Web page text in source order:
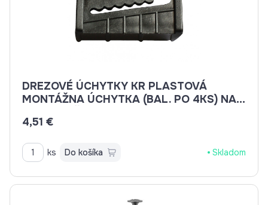
DREZOVÉ ÚCHYTKY KR PLASTOVÁ
MONTÁŽNA ÚCHYTKA (BAL. PO 4KS) NA
4,51 €
ks Do košíka Skladom